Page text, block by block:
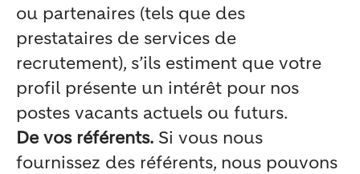
ou partenaires (tels que des
prestataires de services de
recrutement), s’ils estiment que votre
profil présente un intérêt pour nos
postes vacants actuels ou futurs.
De vos référents. Si vous nous
fournissez des référents, nous pouvons